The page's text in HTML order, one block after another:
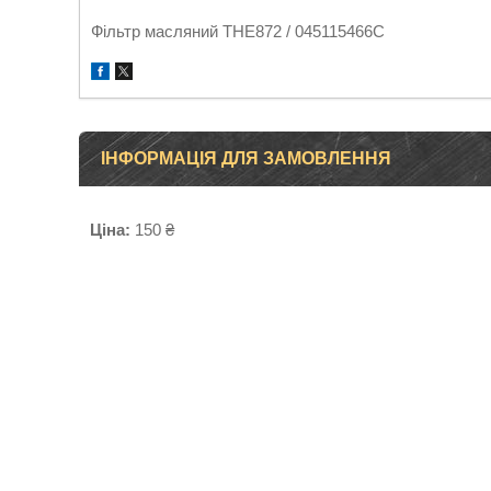
Фільтр масляний THE872 / 045115466C
ІНФОРМАЦІЯ ДЛЯ ЗАМОВЛЕННЯ
Ціна: 150 ₴